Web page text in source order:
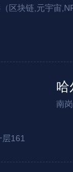
区块链,元宇宙
哈
南
161